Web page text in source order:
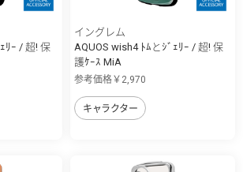
ﾘｰ / 超! 保
イングレム
AQUOS wish4 ﾄﾑとｼﾞｪﾘｰ / 超! 保
護ｹｰｽ MiA
参考価格￥2,970
キャラクター